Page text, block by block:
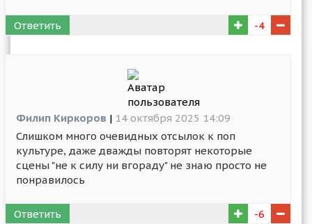
Ответить -4
Филип Киркоров | 14 октября 2025 14:09
Слишком много очевидных отсылок к поп
культуре, даже дважды повторят некоторые
сцены "не к силу ни вгораду" не знаю просто не
понравилось
Ответить -6